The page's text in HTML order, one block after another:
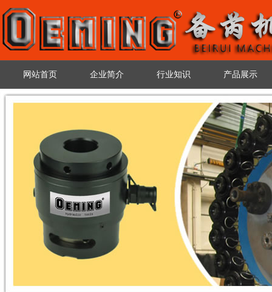
网站首页 企业简介 行业知识 产品展示